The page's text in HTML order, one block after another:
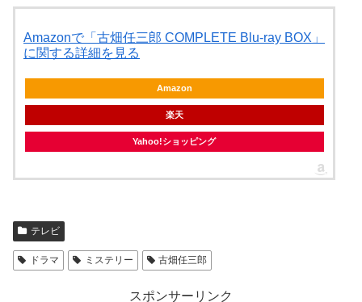
Amazonで「古畑任三郎 COMPLETE Blu-ray BOX」
に関する詳細を見る
Amazon
楽天
Yahoo!ショッピング
テレビ
ドラマ ミステリー 古畑任三郎
スポンサーリンク